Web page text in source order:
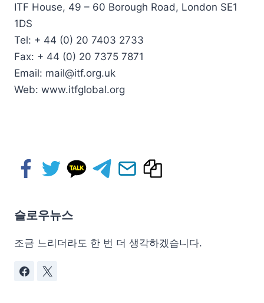
ITF House, 49 – 60 Borough Road, London SE1
1DS
Tel: + 44 (0) 20 7403 2733
Fax: + 44 (0) 20 7375 7871
Email: mail@itf.org.uk
Web: www.itfglobal.org
슬로우뉴스
조금 느리더라도 한 번 더 생각하겠습니다.